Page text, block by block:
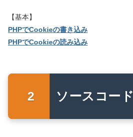
【基本】
PHPでCookieの書き込み
PHPでCookieの読み込み
ソースコード